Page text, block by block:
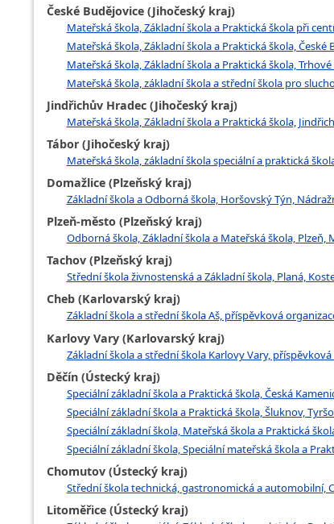
České Budějovice (Jihočeský kraj)
Mateřská škola, Základní škola a Praktická škola při
Mateřská škola, Základní škola a Praktická škola,
Mateřská škola, Základní škola a Praktická škola,
Mateřská škola, základní škola a střední škola pro
Jindřichův Hradec (Jihočeský kraj)
Mateřská škola, Základní škola a Praktická škola,
Tábor (Jihočeský kraj)
Mateřská škola, základní škola speciální a praktická
Domažlice (Plzeňský kraj)
Základní škola a Odborná škola, Horšovský Týn,
Plzeň-město (Plzeňský kraj)
Odborná škola, Základní škola a Mateřská škola, Plzeň,
Tachov (Plzeňský kraj)
Střední škola živnostenská a Základní škola, Planá,
Cheb (Karlovarský kraj)
Základní škola a střední škola Aš, příspěvková
Karlovy Vary (Karlovarský kraj)
Základní škola a střední škola Karlovy Vary,
Děčín (Ústecký kraj)
Speciální základní škola a Praktická škola, Česká
Speciální základní škola a Praktická škola, Šluknov,
Speciální základní škola, Mateřská škola a Praktická
Speciální základní škola, Speciální mateřská škola a
Chomutov (Ústecký kraj)
Střední škola technická, gastronomická a automobilní,
Litoměřice (Ústecký kraj)